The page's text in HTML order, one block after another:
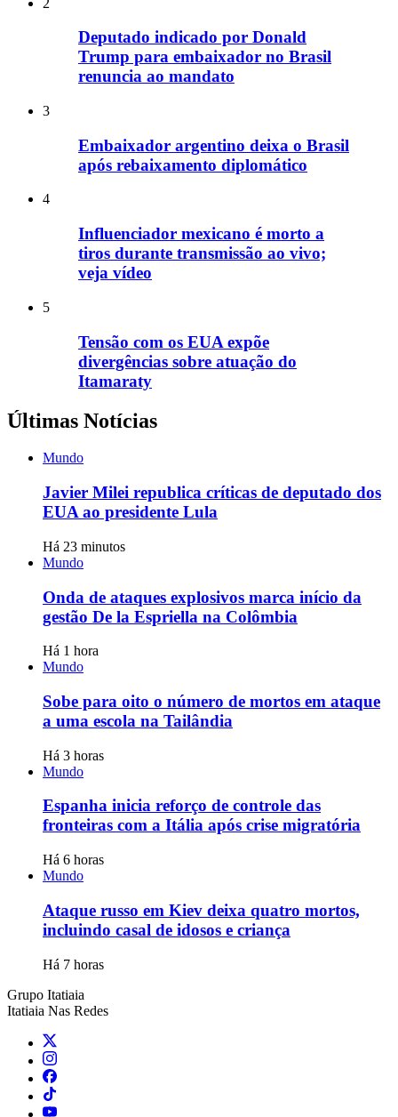
Deputado indicado por Donald
Trump para embaixador no Brasil
renuncia ao mandato
3
Embaixador argentino deixa o Brasil
após rebaixamento diplomático
4
Influenciador mexicano é morto a
tiros durante transmissão ao vivo;
veja vídeo
5
Tensão com os EUA expõe
divergências sobre atuação do
Itamaraty
Últimas Notícias
Mundo
Javier Milei republica críticas de deputado dos
EUA ao presidente Lula
Há 23 minutos
Mundo
Onda de ataques explosivos marca início da
gestão De la Espriella na Colômbia
Há 1 hora
Mundo
Sobe para oito o número de mortos em ataque
a uma escola na Tailândia
Há 3 horas
Mundo
Espanha inicia reforço de controle das
fronteiras com a Itália após crise migratória
Há 6 horas
Mundo
Ataque russo em Kiev deixa quatro mortos,
incluindo casal de idosos e criança
Há 7 horas
Grupo Itatiaia
Itatiaia Nas Redes